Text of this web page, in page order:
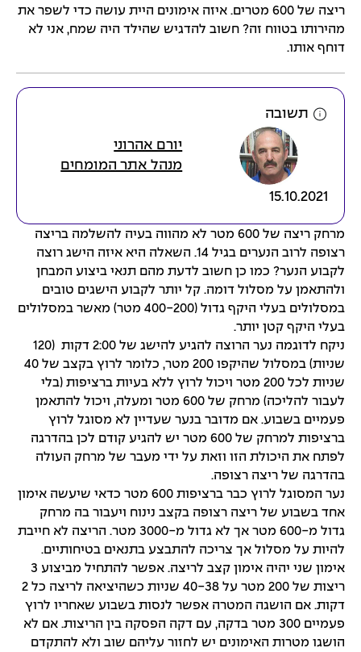
ריצה של 600 מטרים. איזה אימונים היית עושה כדי לשפר את
מהירותו בטווח זה? חשוב להדגיש שהילד היה שמח, אני לא
דוחף אותו.
תשובה
יורם אהרוני
מנהל אתר המומחים
15.10.2021
מרחק ריצה של 600 מטר לא מהווה בעיה להשלמה בריצה
רצופה לרוב הנערים בגיל 14. השאלה היא איזה הישג רוצה
לקבוע הנער? כמו כן חשוב לדעת מהם תנאי ביצוע המבחן
ולהתאמן על מסלול דומה. קל יותר לקבוע הישגים טובים
במסלולים בעלי היקף גדול (400-200 מטר) מאשר במסלולים
בעלי היקף קטן יותר.
ניקח לדוגמה נער הרוצה להגיע להישג של 2:00 דקות (120
שניות) במסלול שהיקפו 200 מטר, כלומר לרוץ בקצב של 40
שניות לכל 200 מטר ויכול לרוץ ללא בעיות ברציפות (בלי
לעבור להליכה) מרחק של 600 מטר ומעלה, ויכול להתאמן
פעמיים בשבוע. אם מדובר בנער שעדיין לא מסוגל לרוץ
ברציפות למרחק של 600 מטר יש להגיע קודם לכן בהדרגה
לפתח את היכולת הזו וזאת על ידי מעבר של מרחק העולה
בהדרגה של ריצה רצופה.
נער המסוגל לרוץ כבר ברציפות 600 מטר כדאי שיעשה אימון
אחד בשבוע של ריצה רצופה בקצב נינוח ויעבור בה מרחק
גדול מ-600 מטר אך לא גדול מ-3000 מטר. הריצה לא חייבת
להיות על מסלול אך צריכה להתבצע בתנאים בטיחותיים.
אימון שני יהיה אימון קצב לריצה. אפשר להתחיל מביצוע 3
ריצות של 200 מטר על 40-38 שניות כשהיציאה לריצה כל 2
דקות. אם הושגה המטרה אפשר לנסות בשבוע שאחריו לרוץ
פעמיים 300 מטר בדקה, עם דקה הפסקה בין הריצות. אם לא
הושגו מטרות האימונים יש לחזור עליהם שוב ולא להתקדם